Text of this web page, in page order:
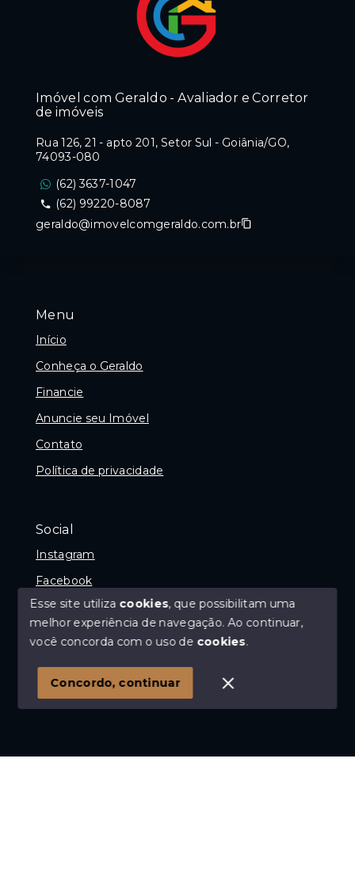
Menu
Início
Conheça o Geraldo
Financie
Anuncie seu Imóvel
Contato
Política de privacidade
Social
Instagram
Facebook
© Copyright 2026 - Imóvel com Geraldo - Avaliador e
SITE PARA IMOBILIARIA
Imóvel com Geraldo - Avaliador e Corretor
de imóveis
Rua 126, 21 - apto 201, Setor Sul - Goiânia/GO,
74093-080
(62) 3637-1047
(62) 99220-8087
geraldo@imovelcomgeraldo.com.br
Esse site utiliza cookies, que possibilitam uma
melhor experiência de navegação.Ao continuar,
você concorda com o uso de cookies.
Concordo, continuar